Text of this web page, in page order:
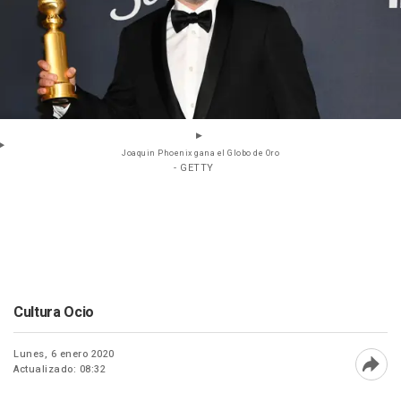
Joaquin Phoenix gana el Globo de Oro
- GETTY
Cultura Ocio
Lunes, 6 enero 2020
Actualizado: 08:32